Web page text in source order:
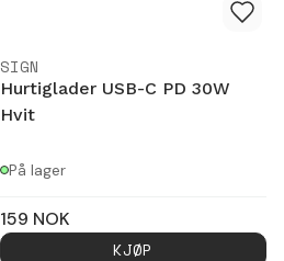
SIGN
Hurtiglader USB-C PD 30W
Hvit
På lager
159 NOK
KJØP